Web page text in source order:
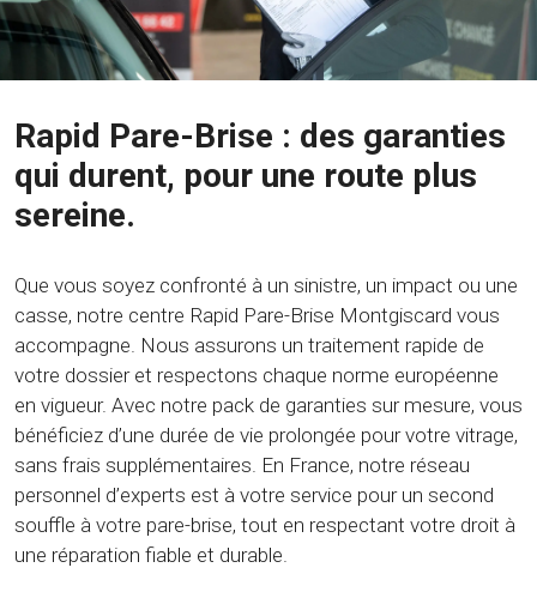
Rapid Pare-Brise : des garanties
qui durent, pour une route plus
sereine.
Que vous soyez confronté à un sinistre, un impact ou une
casse, notre centre Rapid Pare-Brise Montgiscard vous
accompagne. Nous assurons un traitement rapide de
votre dossier et respectons chaque norme européenne
en vigueur. Avec notre pack de garanties sur mesure, vous
bénéficiez d’une durée de vie prolongée pour votre vitrage,
sans frais supplémentaires. En France, notre réseau
personnel d’experts est à votre service pour un second
souffle à votre pare-brise, tout en respectant votre droit à
une réparation fiable et durable.